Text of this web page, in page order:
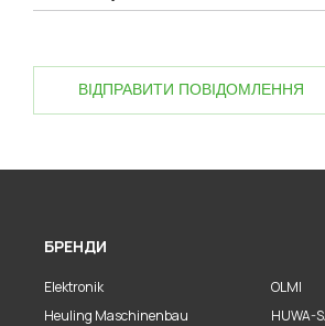
БРЕНДИ
Elektronik
Heuling Maschinenbau
OLMI
HUWA-